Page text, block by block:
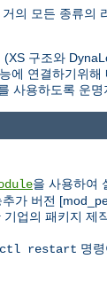
의 모든 종류
구조와
연결하기위
사용하도록 운명
을 사용하여
가 버전
업의 패키지 제
restart 명